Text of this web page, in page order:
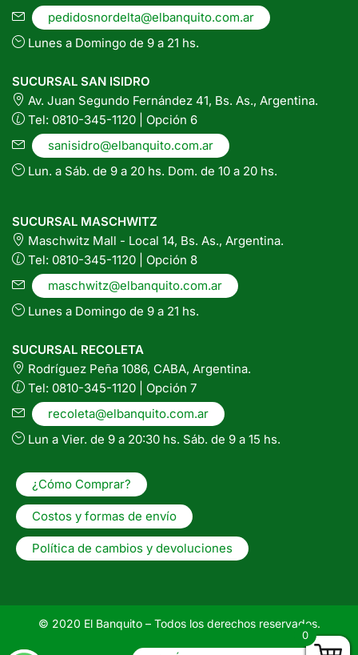
pedidosnordelta@elbanquito.com.ar
Lunes a Domingo de 9 a 21 hs.
SUCURSAL SAN ISIDRO
Av. Juan Segundo Fernández 41, Bs. As., Argentina.
Tel: 0810-345-1120 | Opción 6
sanisidro@elbanquito.com.ar
Lun. a Sáb. de 9 a 20 hs. Dom. de 10 a 20 hs.
SUCURSAL MASCHWITZ
Maschwitz Mall - Local 14, Bs. As., Argentina.
Tel: 0810-345-1120 | Opción 8
maschwitz@elbanquito.com.ar
Lunes a Domingo de 9 a 21 hs.
SUCURSAL RECOLETA
Rodríguez Peña 1086, CABA, Argentina.
Tel: 0810-345-1120 | Opción 7
recoleta@elbanquito.com.ar
Lun a Vier. de 9 a 20:30 hs. Sáb. de 9 a 15 hs.
¿Cómo Comprar?
Costos y formas de envío
Política de cambios y devoluciones
© 2020 El Banquito – Todos los derechos reservados.
0